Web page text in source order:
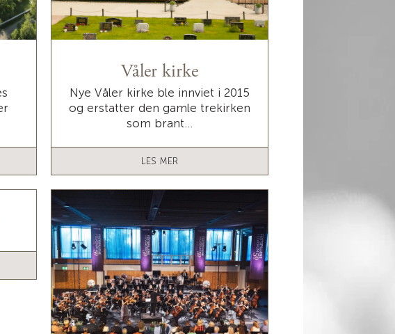
Våler kirke
Nye Våler kirke ble innviet i 2015
og erstatter den gamle trekirken
som brant...
LES MER